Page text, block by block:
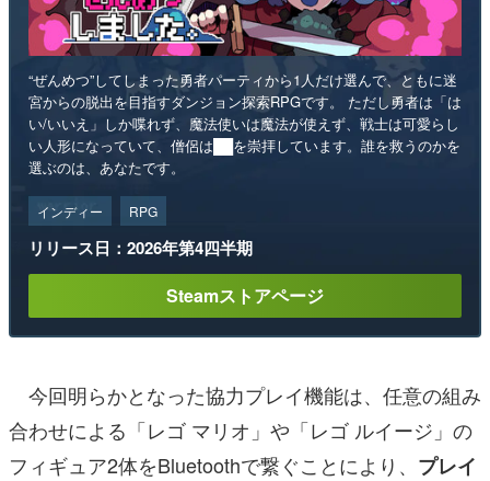
“ぜんめつ”してしまった勇者パーティから1人だけ選んで、ともに迷
宮からの脱出を目指すダンジョン探索RPGです。 ただし勇者は「は
い/いいえ」しか喋れず、魔法使いは魔法が使えず、戦士は可愛らし
い人形になっていて、僧侶は██を崇拝しています。誰を救うのかを
選ぶのは、あなたです。
インディー RPG
リリース日：2026年第4四半期
Steamストアページ
今回明らかとなった協力プレイ機能は、任意の組み
合わせによる「レゴ マリオ」や「レゴ ルイージ」の
フィギュア2体をBluetoothで繋ぐことにより、 プレイ